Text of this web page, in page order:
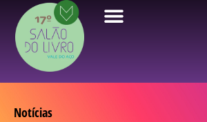
Notícias